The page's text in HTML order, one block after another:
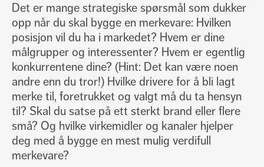
Det er mange strategiske spørsmål som dukker
opp når du skal bygge en merkevare: Hvilken
posisjon vil du ha i markedet? Hvem er dine
målgrupper og interessenter? Hvem er egentlig
konkurrentene dine? (Hint: Det kan være noen
andre enn du tror!) Hvilke drivere for å bli lagt
merke til, foretrukket og valgt må du ta hensyn
til? Skal du satse på ett sterkt brand eller flere
små? Og hvilke virkemidler og kanaler hjelper
deg med å bygge en mest mulig verdifull
merkevare?
Meld på
Lars Hertervigsgate 3
N-4005 Stavanger
Generelle henvendelserfasett@fasett.no
Søke jobb eller praksisplassjobb@fasett.no
General enquiries